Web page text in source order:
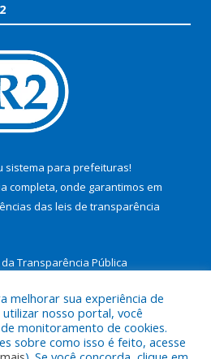
sistema para prefeituras!
completa, onde garantimos em
das leis de transparência
Transparência Pública
a Prefeitura Municipal de São
melhorar sua experiência de
nosso portal, você
monitoramento de cookies.
sobre como isso é feito, acesse